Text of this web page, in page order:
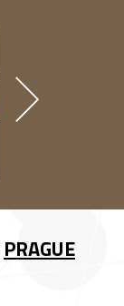
PRAGUE